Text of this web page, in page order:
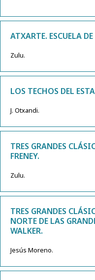
ATXARTE. ESCUELA
Zulu.
LOS TECHOS DEL
J. Otxandi.
TRES GRANDES
FRENEY.
Zulu.
TRES GRANDES
NORTE DE LAS
WALKER.
Jesús Moreno.